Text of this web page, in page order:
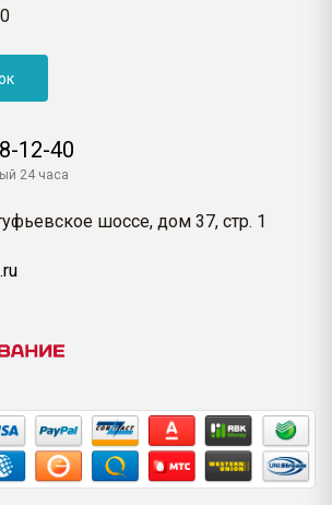
12-40
24 часа
шоссе, дом 37, стр. 1